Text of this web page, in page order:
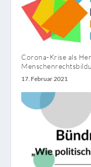
Corona-Krise als
17. Februar 2021